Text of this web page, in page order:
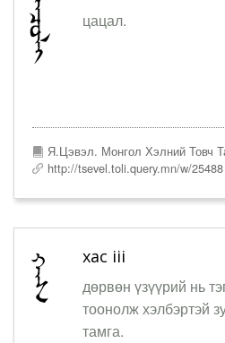
цацал.
Я.Цэвэл. Монгол Хэлний Товч
http://tsevel.toli.query.mn/w/25488
хас iii
дөрвөн үзүүрий нь
тоонолж хэлбэртэй
тамга.